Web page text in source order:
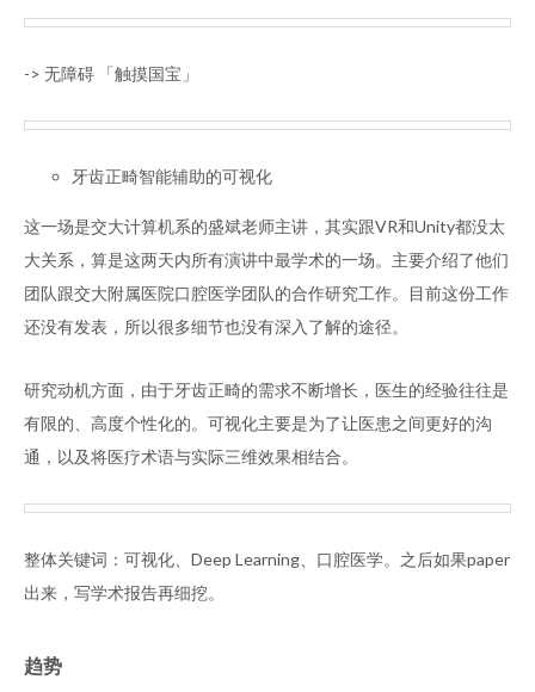
-> 无障碍 「触摸国宝」
牙齿正畸智能辅助的可视化
这一场是交大计算机系的盛斌老师主讲，其实跟VR和Unity都没太
大关系，算是这两天内所有演讲中最学术的一场。主要介绍了他们
团队跟交大附属医院口腔医学团队的合作研究工作。目前这份工作
还没有发表，所以很多细节也没有深入了解的途径。
研究动机方面，由于牙齿正畸的需求不断增长，医生的经验往往是
有限的、高度个性化的。可视化主要是为了让医患之间更好的沟
通，以及将医疗术语与实际三维效果相结合。
整体关键词：可视化、Deep Learning、口腔医学。之后如果paper
出来，写学术报告再细挖。
趋势